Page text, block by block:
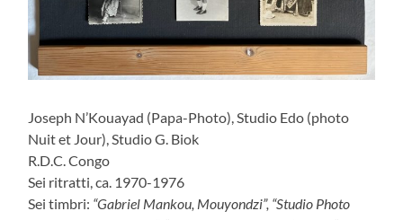
Joseph N’Kouayad (Papa-Photo), Studio Edo (photo
Nuit et Jour), Studio G. Biok
R.D.C. Congo
Sei ritratti, ca. 1970-1976
Sei timbri: “Gabriel Mankou, Mouyondzi”, “Studio Photo